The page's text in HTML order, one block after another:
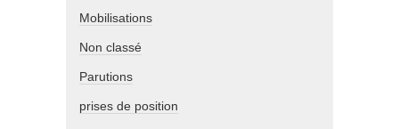
Mobilisations
Non classé
Parutions
prises de position